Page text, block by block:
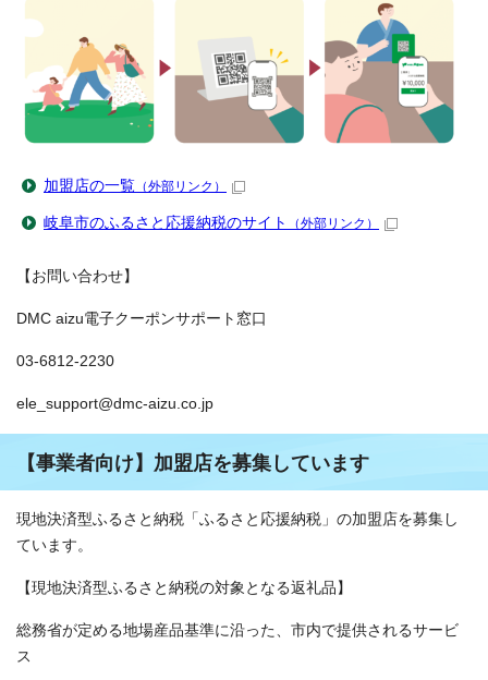
加盟店の一覧 （外部リンク）
岐阜市のふるさと応援納税のサイト （外部リンク）
【お問い合わせ】
DMC aizu電子クーポンサポート窓口
03-6812-2230
ele_support@dmc-aizu.co.jp
【事業者向け】加盟店を募集しています
現地決済型ふるさと納税「ふるさと応援納税」の加盟店を募集し
ています。
【現地決済型ふるさと納税の対象となる返礼品】
総務省が定める地場産品基準に沿った、市内で提供されるサービ
ス